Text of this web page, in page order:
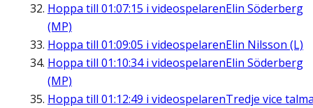
Hoppa till 01:07:15 i videospelarenElin Söderberg
(MP)
Hoppa till 01:09:05 i videospelarenElin Nilsson (L)
Hoppa till 01:10:34i videospelarenElin Söderberg
(MP)
Hoppa till 01:12:49 i videospelarenTredje vice